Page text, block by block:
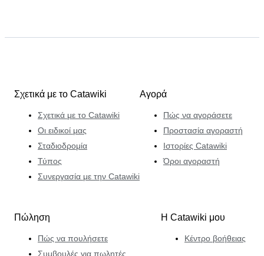
Σχετικά με το Catawiki
Σχετικά με το Catawiki
Οι ειδικοί μας
Σταδιοδρομία
Τύπος
Συνεργασία με την Catawiki
Αγορά
Πώς να αγοράσετε
Προστασία αγοραστή
Ιστορίες Catawiki
Όροι αγοραστή
Πώληση
Πώς να πουλήσετε
Συμβουλές για πωλητές
Η Catawiki μου
Κέντρο βοήθειας